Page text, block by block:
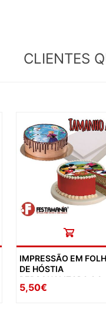
CLIENTES
IMPRESSÃO EM
DE HÓSTIA
PERSONALIZADA A4
5,50€